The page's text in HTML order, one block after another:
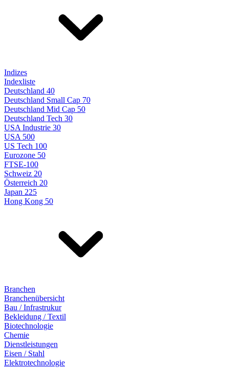
Indizes
Indexliste
Deutschland 40
Deutschland Small Cap 70
Deutschland Mid Cap 50
Deutschland Tech 30
USA Industrie 30
USA 500
US Tech 100
Eurozone 50
FTSE-100
Schweiz 20
Österreich 20
Japan 225
Hong Kong 50
Branchen
Branchenübersicht
Bau / Infrastrukur
Bekleidung / Textil
Biotechnologie
Chemie
Dienstleistungen
Eisen / Stahl
Elektrotechnologie